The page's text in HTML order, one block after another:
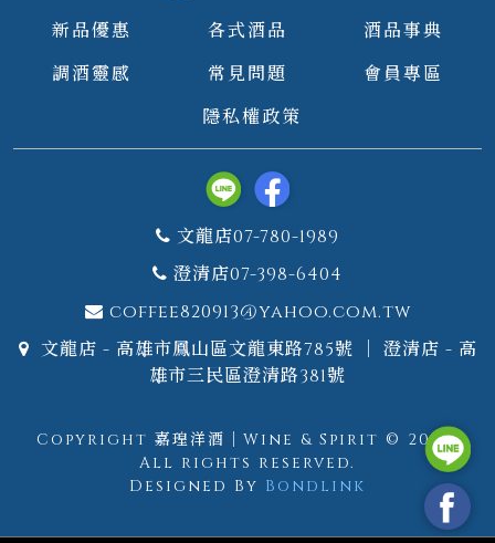
新品優惠 各式酒品
酒品事典
調酒靈感
常見問題
會員專區
隱私權政策
文龍店07-780-1989
澄清店07-398-6404
coffee820913@yahoo.com.tw
文龍店 - 高雄市鳳山區文龍東路785號 ｜ 澄清店 - 高
雄市三民區澄清路381號
Copyright 嘉瑝洋酒｜Wine & Spirit © 2026.
All rights reserved.
Designed By Bondlink